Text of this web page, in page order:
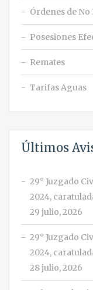
Órdenes de No
Posesiones
Remates
Tarifas Aguas
Últimos
29° Juzgado
2024,
29 julio, 2026
29° Juzgado
2024,
28 julio, 2026